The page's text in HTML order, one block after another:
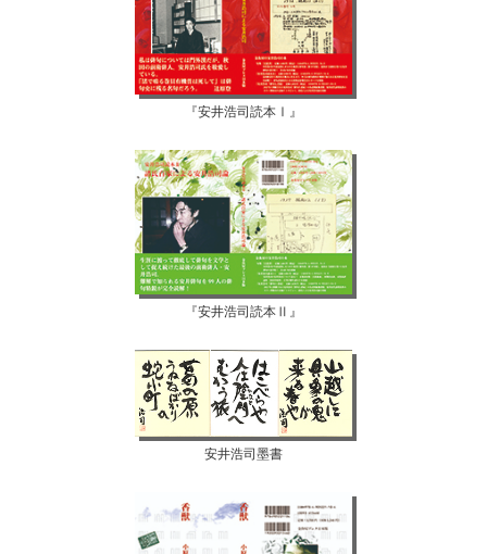
『安井浩司読本Ⅰ』
『安井浩司読本Ⅱ』
安井浩司墨書